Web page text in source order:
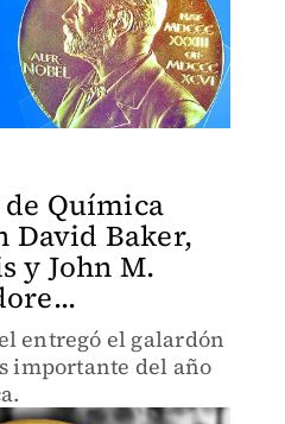
Química
David Baker,
y John M.
entregó el galardón
importante del año